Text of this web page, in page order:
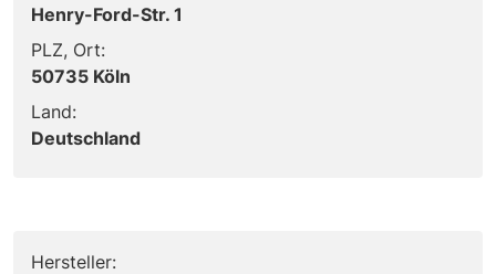
Henry-Ford-Str. 1
PLZ, Ort:
50735 Köln
Land:
Deutschland
Hersteller: